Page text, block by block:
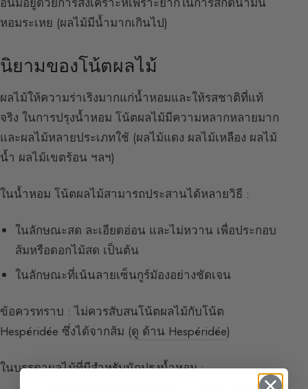
หอมระเหย (ผลไม้มีน้ำมากเกินไป)
นิยามของโน้ตผลไม้
ผลไม้ให้ความร่าเริงมากแก่น้ำหอมและให้รสชาติที่แท้
จริง ในการปรุงน้ำหอม โน้ตผลไม้มีความหลากหลายมาก
และผลไม้หลายประเภทใช้ (ผลไม้แดง ผลไม้เหลือง ผลไม้
น้ำ ผลไม้เขตร้อน ฯลฯ)
ในน้ำหอม โน้ตผลไม้สามารถประสานได้หลายวิธี :
ในลักษณะสด ละเอียดอ่อน และไม่หวาน เพื่อประกอบ
ส้มหรือดอกไม้สด เป็นต้น
ในลักษณะที่เน้นลายเซ็นกูร์มัองอย่างชัดเจน
ข้อควรทราบ : ไม่ควรสับสนโน้ตผลไม้กับโน้ต
Hespéridée ซึ่งได้จากส้ม (ดู ด้าน Hespéridée)
ในบรรดาผลไม้ที่มีสำหรับนักปรุงน้ำหอม :